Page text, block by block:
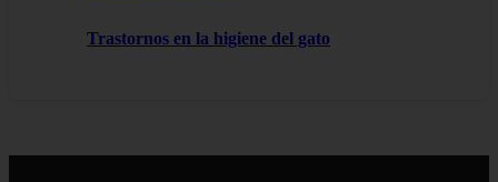
Trastornos en la higiene del gato